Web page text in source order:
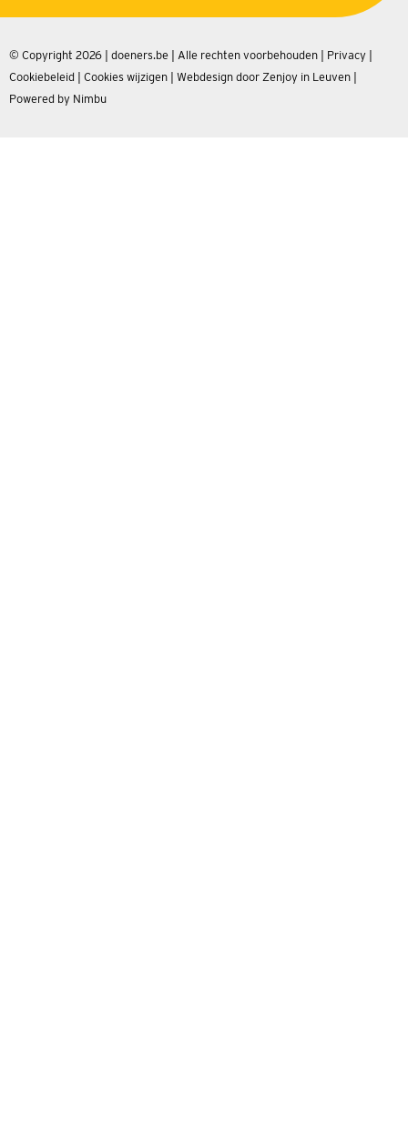
© Copyright 2026 | doeners.be | Alle rechten voorbehouden | Privacy
Cookiebeleid
Cookies wijzigen Webdesign door Zenjoy in Leuven
Powered by Nimbu